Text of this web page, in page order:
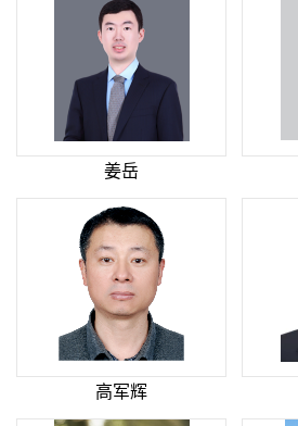
姜岳
高军辉